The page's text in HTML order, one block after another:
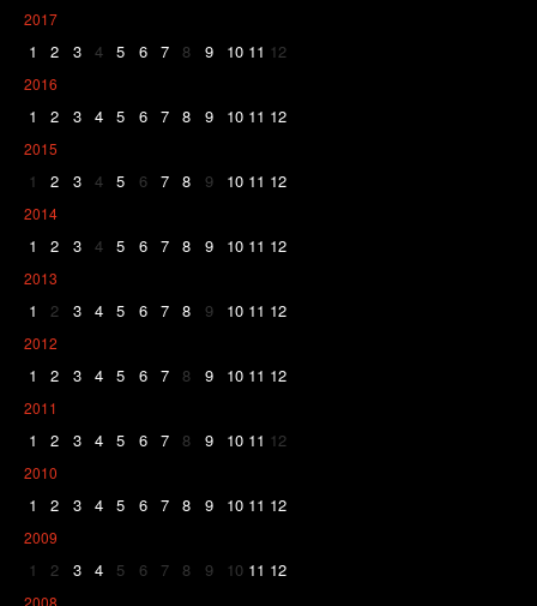
2017
1 2 3 4 5 6 7 8 9 10 11 12
2016
1 2 3 4 5 6 7 8 9 10 11 12
2015
1 2 3 4 5 6 7 8 9 10 11 12
2014
1 2 3 4 5 6 7 8 9 10 11 12
2013
1 2 3 4 5 6 7 8 9 10 11 12
2012
1 2 3 4 5 6 7 8 9 10 11 12
2011
1 2 3 4 5 6 7 8 9 10 11 12
2010
1 2 3 4 5 6 7 8 9 10 11 12
2009
1 2 3 4 5 6 7 8 9 10 11 12
2008